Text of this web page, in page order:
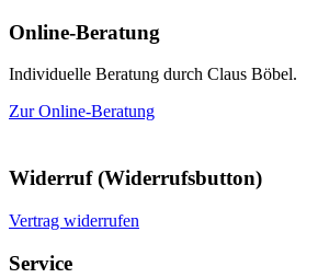
Online-Beratung
Individuelle Beratung durch Claus Böbel.
Zur Online-Beratung
Widerruf (Widerrufsbutton)
Vertrag widerrufen
Service